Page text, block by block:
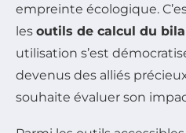
empreinte écologique.
les outils de calcul du
utilisation s’est
devenus des alliés
souhaite évaluer son